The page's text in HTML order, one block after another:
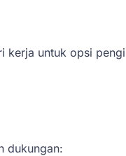
untuk opsi
dukungan: